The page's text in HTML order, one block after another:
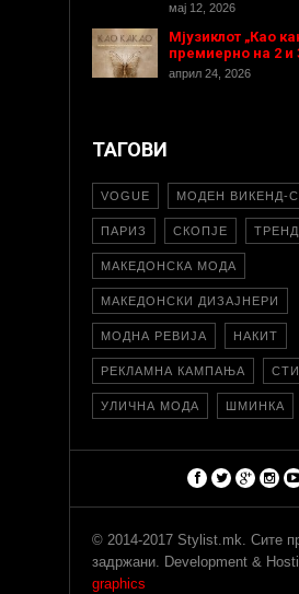
мај 12, 2026
Мјузиклот „Као
премиерно на 2 и
април 24, 2026
ТАГОВИ
VOGUE МОДЕН ВИКЕНД-
ПАРИЗ СКОПЈЕ ТРЕНД
МАКЕДОНСКА МОДА
МАКЕДОНСКИ ДИЗАЈНЕРИ
МОДНА РЕВИЈА НАКИТ
РЕКЛАМНА КАМПАЊА
УЛИЧНА МОДА ШМИНКА
© 2014-2017 Stylist.mk. Сите
задржани. Development &
graphics